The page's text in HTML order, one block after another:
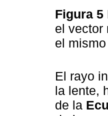
Figura 5
el vector
el
El rayo
la lente,
de la